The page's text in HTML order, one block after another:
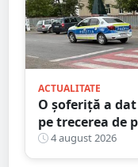
ACTUALITATE
O șoferiță a
pe trecerea de
4 august 2026